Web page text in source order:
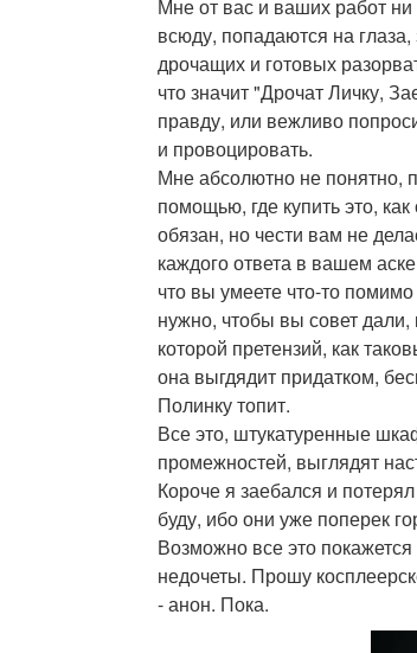
Мне от вас и ваших работ
всюду, попадаются на
дрочащих и готовых
что значит "Дрочат Личку,
правду, или вежливо
и провоцировать.
Мне абсолютно не понятно,
помощью, где купить это,
обязан, но чести вам не
каждого ответа в вашем
что вы умеете что-то
нужно, чтобы вы совет
которой претензий, как
она выгдядит придатком,
Полинку топит.
Все это, штукатуренные
промежностей, выглядят
Короче я заебался и
буду, ибо они уже поперек
Возможно все это
недочеты. Прошу
- анон. Пока.